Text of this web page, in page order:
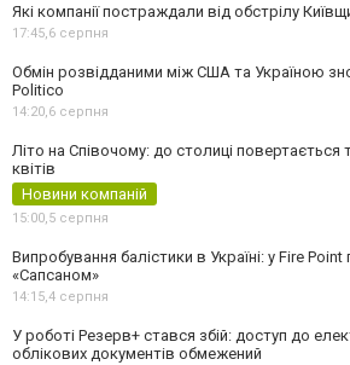
Які компанії постраждали від обстрілу
17:45,6 серпня
Обмін розвідданими між США та Україною
Politico
14:20,6 серпня
Літо на Співочому: до столиці повертається
квітів
Новини компаній
15:00,5 серпня
Випробування балістики в Україні: у Fire
«Сапсаном»
14:15,4 серпня
У роботі Резерв+ стався збій: доступ до
облікових документів обмежений